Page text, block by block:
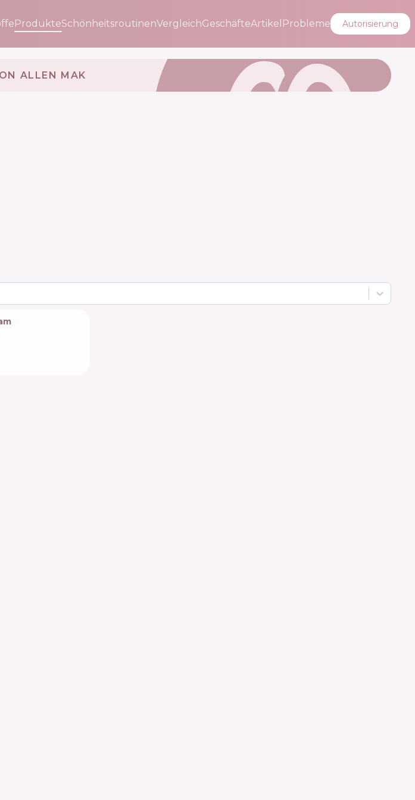
ProdukteSchönheitsroutinenVergleichGeschäfteArtikel Probleme Autorisierung
ALLEN MAK 🇧🇬